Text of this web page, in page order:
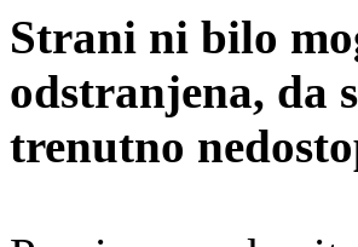
Strani ni bilo
odstranjena, da
trenutno